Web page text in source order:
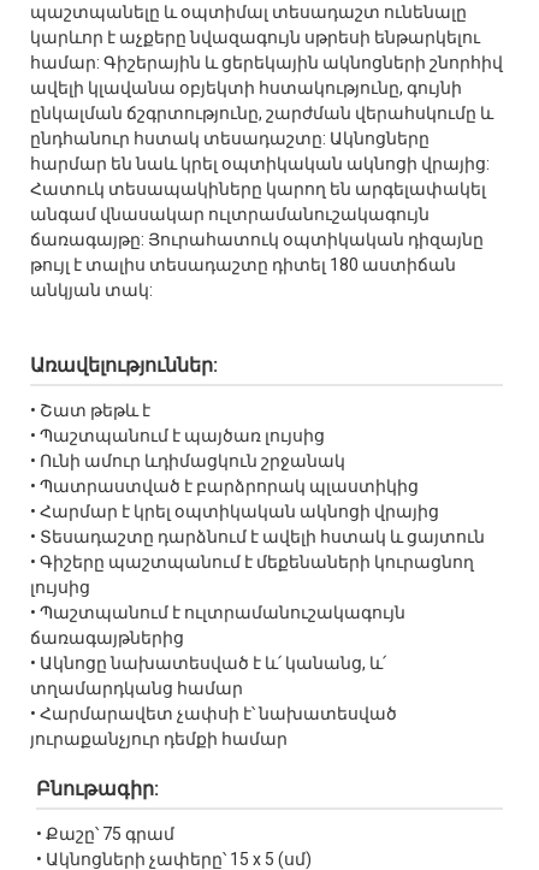
պաշտպանելը և օպտիմալ տեսադաշտ ունենալը
կարևոր է աչքերը նվազագույն սթրեսի ենթարկելու
համար: Գիշերային և ցերեկային ակնոցների շնորհիվ
ավելի կլավանա օբյեկտի հստակությունը, գույնի
ընկալման ճշգրտությունը, շարժման վերահսկումը և
ընդհանուր հստակ տեսադաշտը: Ակնոցները
հարմար են նաև կրել օպտիկական ակնոցի վրայից:
Հատուկ տեսապակիները կարող են արգելափակել
անգամ վնասակար ուլտրամանուշակագույն
ճառագայթը: Յուրահատուկ օպտիկական դիզայնը
թույլ է տալիս տեսադաշտը դիտել 180 աստիճան
անկյան տակ:
Առավելություններ:
• Շատ թեթև է
• Պաշտպանում է պայծառ լույսից
• Ունի ամուր ևդիմացկուն շրջանակ
• Պատրաստված է բարձրորակ պլաստիկից
• Հարմար է կրել օպտիկական ակնոցի վրայից
• Տեսադաշտը դարձնում է ավելի հստակ և ցայտուն
• Գիշերը պաշտպանում է մեքենաների կուրացնող
լույսից
• Պաշտպանում է ուլտրամանուշակագույն
ճառագայթներից
• Ակնոցը նախատեսված է և՛ կանանց, և՛
տղամարդկանց համար
• Հարմարավետ չափսի է՝ նախատեսված
յուրաքանչյուր դեմքի համար
Բնութագիր:
• Քաշը՝ 75 գրամ
• Ակնոցների չափերը՝ 15 x 5 (սմ)